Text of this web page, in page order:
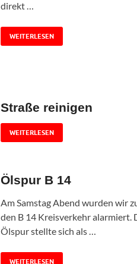
direkt …
WEITERLESEN
Straße reinigen
WEITERLESEN
Ölspur B 14
Am Samstag Abend wurden wir
den B 14 Kreisverkehr alarmiert.
Ölspur stellte sich als …
WEITERLESEN